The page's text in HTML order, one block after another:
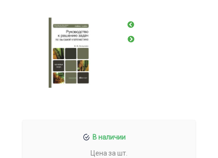
В наличии
Цена за шт.